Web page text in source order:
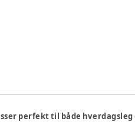
perfekt til både